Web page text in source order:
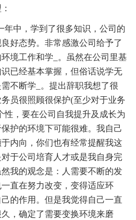
年中，学到了很多知识，公司的
好态势。非常感激公司给予了
境工作和学_。虽然在公司里基
已经基本掌握，但俗话说学无
不断学_。提出辞职我想了很
员很照顾很保护(至少对于业务
性，要在公司自我提升及成长为
护的环境下可能很难。我自己
内向，你们也有经常提醒我这
于公司培育人才或是我自身完
我的观念是：人需要不断的发
直在努力改变，变得适应环
的作用。但是我觉得自己一直
，确定了需要变换环境来磨